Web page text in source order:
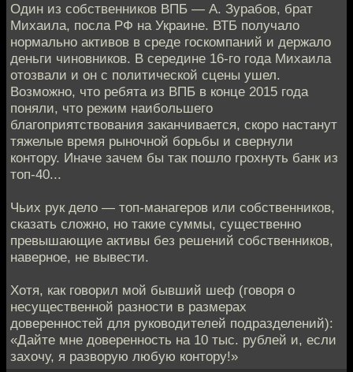
Один из собственников ВПБ — А. Зурабов, брат
Михаила, посла РФ на Украине. ВТБ получало
нормально активов в среде госкомпаний и держало
деньги чиновников. В середине 16-го года Михаила
отозвали и он с политической сцены ушел.
Возможно, что ребята из ВПБ в конце 2015 года
поняли, что режим наибольшего
благоприятствования заканчивается, скоро настанут
тяжелые время рыночной борьбы и свернули
контору. Иначе зачем бы так пошло грохнуть банк из
топ-40...
Чьих рук дело — топ-манагеров или собственников,
сказать сложно, но такие суммы, существенно
превышающие активы без решений собственников,
наверное, не вывести.
Хотя, как говорил мой бывший шеф (говоря о
несущественной разности в размерах
доверенностей для руководителей подразделений):
«Дайте мне доверенность на 10 тыс. рублей и, если
захочу, я разворую любую контору!»